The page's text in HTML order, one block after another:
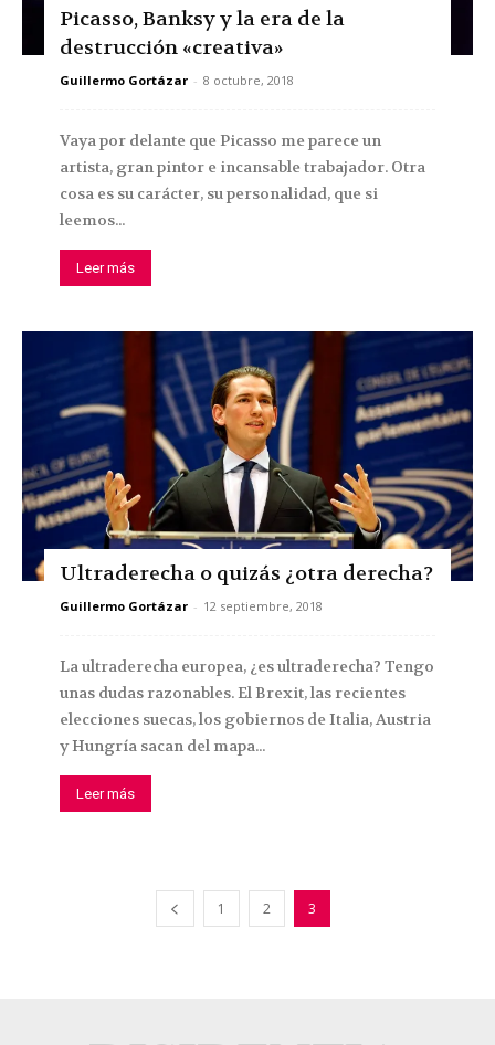
Picasso, Banksy y la era de la
destrucción «creativa»
Guillermo Gortázar - 8 octubre, 2018
Vaya por delante que Picasso me parece un
artista, gran pintor e incansable trabajador. Otra
cosa es su carácter, su personalidad, que si
leemos...
Leer más
Ultraderecha o quizás ¿otra derecha?
Guillermo Gortázar - 12 septiembre, 2018
La ultraderecha europea, ¿es ultraderecha? Tengo
unas dudas razonables. El Brexit, las recientes
elecciones suecas, los gobiernos de Italia, Austria
y Hungría sacan del mapa...
Leer más
1 2 3